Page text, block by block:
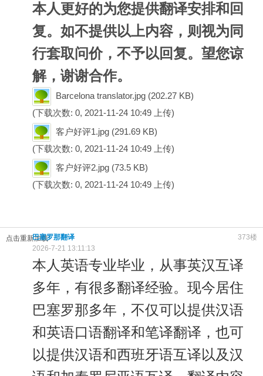
本人更好的为您提供翻译安排和回
复。如不提供以上内容，则视为同
行套取问价，不予以回复。望您谅
解，谢谢合作。
Barcelona translator.jpg (202.27 KB)
(下载次数: 0, 2021-11-24 10:49 上传)
客户好评1.jpg (291.69 KB)
(下载次数: 0, 2021-11-24 10:49 上传)
客户好评2.jpg (73.5 KB)
(下载次数: 0, 2021-11-24 10:49 上传)
点击重新加载 373楼
巴塞罗那翻译
2026-7-21 13:11:13
本人英语专业毕业，从事英汉互译
多年，有很多翻译经验。现今居住
巴塞罗那多年，不仅可以提供汉语
和英语口语翻译和笔译翻译，也可
以提供汉语和西班牙语互译以及汉